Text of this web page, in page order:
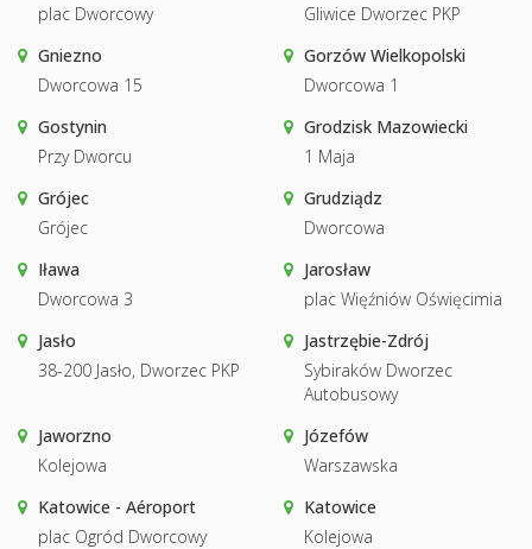
plac Dworcowy
Gliwice Dworzec PKP
Gniezno
Dworcowa 15
Gorzów Wielkopolski
Dworcowa 1
Gostynin
Przy Dworcu
Grodzisk Mazowiecki
1 Maja
Grójec
Grójec
Grudziądz
Dworcowa
Iława
Dworcowa 3
Jarosław
plac Więźniów Oświęcimia
Jasło
38-200 Jasło, Dworzec PKP
Jastrzębie-Zdrój
Sybiraków Dworzec
Autobusowy
Jaworzno
Kolejowa
Józefów
Warszawska
Katowice - Aéroport
plac Ogród Dworcowy
Katowice
Kolejowa